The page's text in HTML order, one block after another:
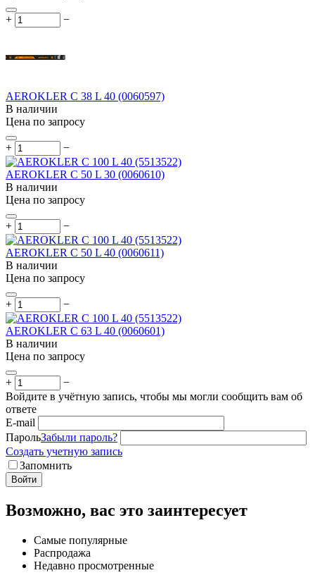
+ −
AEROKLER C 38 L 40 (0060597)
В наличии
Цена по запросу
+ −
AEROKLER C 50 L 30 (0060610)
В наличии
Цена по запросу
+ −
AEROKLER C 50 L 40 (0060611)
В наличии
Цена по запросу
+ −
AEROKLER C 63 L 40 (0060601)
В наличии
Цена по запросу
+
−
Войдите в учётную запись, чтобы мы могли сообщить вам об
ответе
E-mail
ПарольЗабыли пароль?
Создать учетную запись
Запомнить
Войти
Возможно, вас это заинтересует
Самые популярные
Распродажа
Недавно просмотренные